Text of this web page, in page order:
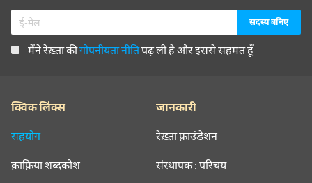
मैंने रेख़्ता कीगोपनीयता नीतिपढ़ ली है और इससे सहमत हूँ
क्विक लिंक्स
सहयोग
क़ाफ़िया शब्दकोश
जानकारी
रेख़्ता फ़ाउंडेशन
संस्थापक : परिचय